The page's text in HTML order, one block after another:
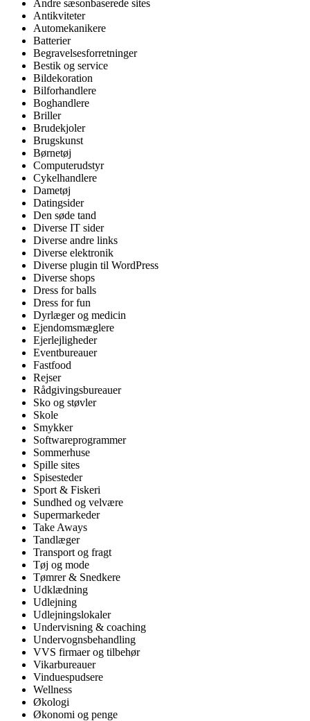
Andre sæsonbaserede sites
Antikviteter
Automekanikere
Batterier
Begravelsesforretninger
Bestik og service
Bildekoration
Bilforhandlere
Boghandlere
Briller
Brudekjoler
Brugskunst
Børnetøj
Computerudstyr
Cykelhandlere
Dametøj
Datingsider
Den søde tand
Diverse IT sider
Diverse andre links
Diverse elektronik
Diverse plugin til WordPress
Diverse shops
Dress for balls
Dress for fun
Dyrlæger og medicin
Ejendomsmæglere
Ejerlejligheder
Eventbureauer
Fastfood
Rejser
Rådgivingsbureauer
Sko og støvler
Skole
Smykker
Softwareprogrammer
Sommerhuse
Spille sites
Spisesteder
Sport & Fiskeri
Sundhed og velvære
Supermarkeder
Take Aways
Tandlæger
Transport og fragt
Tøj og mode
Tømrer & Snedkere
Udklædning
Udlejning
Udlejningslokaler
Undervisning & coaching
Undervognsbehandling
VVS firmaer og tilbehør
Vikarbureauer
Vinduespudsere
Wellness
Økologi
Økonomi og penge